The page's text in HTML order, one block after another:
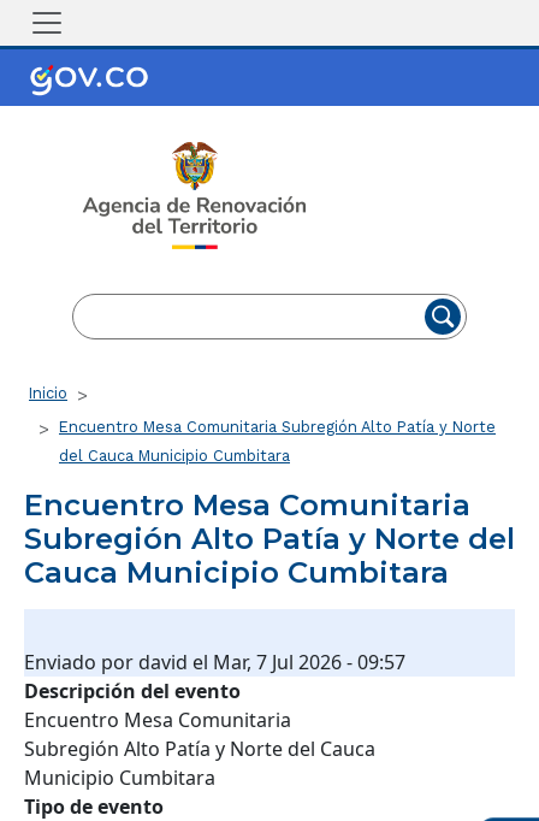
Pasar al contenido principal
Ruta de navegación
Inicio
Encuentro Mesa Comunitaria Subregión Alto Patía y Norte
del Cauca Municipio Cumbitara
Encuentro Mesa Comunitaria
Subregión Alto Patía y Norte del
Cauca Municipio Cumbitara
Enviado pordavid el Mar, 7 Jul 2026 - 09:57
Descripción del evento
Encuentro Mesa Comunitaria
Subregión Alto Patía y Norte del Cauca
Municipio Cumbitara
Tipo de evento